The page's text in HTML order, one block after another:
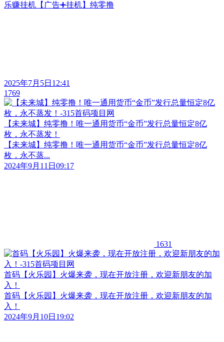
乐赚挂机【广告➕挂机】纯零撸
2025年7月5日12:41
1769
【未来城】纯零撸！唯一通用货币“金币”发行总量恒定8亿
枚，永不蒸发！
【未来城】纯零撸！唯一通用货币“金币”发行总量恒定8亿
枚，永不蒸...
2024年9月11日09:17
1631
首码【火乐园】火爆来袭，现在开放注册，欢迎新朋友的加
入！
首码【火乐园】火爆来袭，现在开放注册，欢迎新朋友的加
入！
2024年9月10日19:02